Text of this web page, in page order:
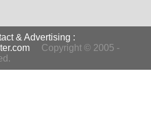
& Advertising :
Copyright © 2005 -